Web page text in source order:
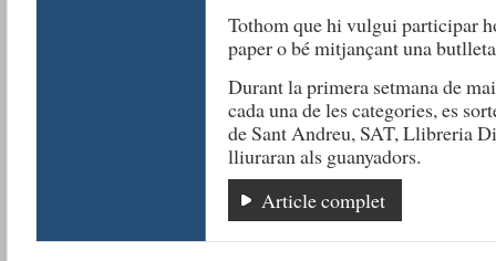
Tothom que hi vulgui participar
paper o bé mitjançant una
Durant la primera setmana de
cada una de les categories, es
de Sant Andreu, SAT, Llibreria
lliuraran als guanyadors.
Article complet